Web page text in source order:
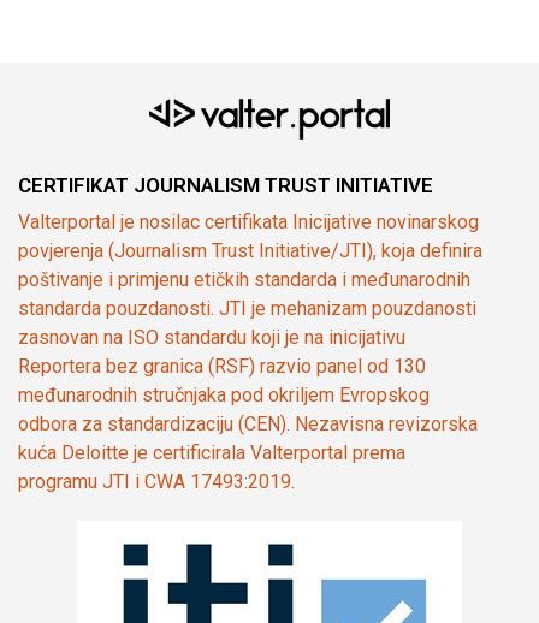
CERTIFIKAT JOURNALISM TRUST INITIATIVE
Valterportal je nosilac certifikata Inicijative novinarskog
povjerenja (Journalism Trust Initiative/JTI), koja definira
poštivanje i primjenu etičkih standarda i međunarodnih
standarda pouzdanosti. JTI je mehanizam pouzdanosti
zasnovan na ISO standardu koji je na inicijativu
Reportera bez granica (RSF) razvio panel od 130
međunarodnih stručnjaka pod okriljem Evropskog
odbora za standardizaciju (CEN). Nezavisna revizorska
kuća Deloitte je certificirala Valterportal prema
programu JTI i CWA 17493:2019.